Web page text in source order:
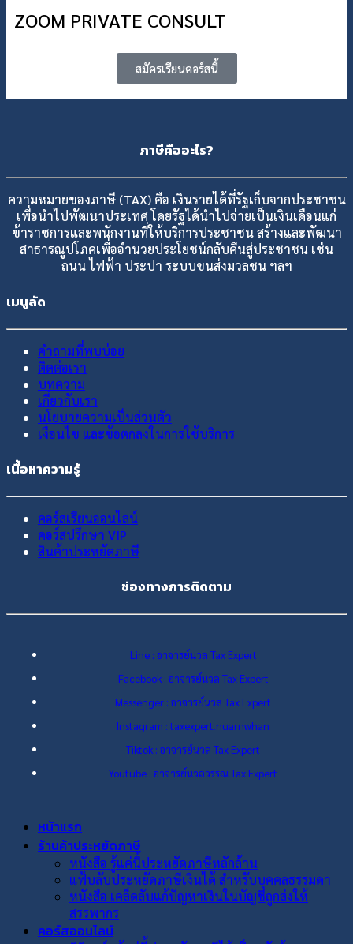
ZOOM PRIVATE CONSULT
สมัครเรียนคอร์สนี้
ภาษีคืออะไร?
ความหมายของภาษี (TAX) คือ เงินรายได้ที่รัฐเก็บจากประชาชน
เพื่อนำไปพัฒนาประเทศ โดยรัฐได้นำไปจ่ายเป็นเงินเดือนแก่
ข้าราชการและพนักงานที่ให้บริการประชาชน สร้างและพัฒนา
สาธารณูปโภคเพื่ออำนวยประโยชน์กลับคืนสู่ประชาชน เช่น
ถนน ไฟฟ้า ประปา ระบบขนส่งมวลชน ฯลฯ
เมนูลัด
คำถามที่พบบ่อย
ติดต่อเรา
บทความ
เกี่ยวกับเรา
นโยบายความเป็นส่วนตัว
เงื่อนไข และข้อตกลงในการใช้บริการ
เนื้อหาความรู้
คอร์สเรียนออนไลน์
คอร์สปรึกษา VIP
สินค้าประหยัดภาษี
ช่องทางการติดตาม
Line : อาจารย์นวล Tax Expert
Facebook : อาจารย์นวล Tax Expert
Messenger : อาจารย์นวล Tax Expert
Instagram : taxexpert.nuarnwhan
Tiktok : อาจารย์นวล Tax Expert
Youtube : อาจารย์นวลวรรณ Tax Expert
หน้าแรก
ร้านค้าประหยัดภาษี
หนังสือ รู้แค่นี้ประหยัดภาษีหลักล้าน
แฟ้บลับประหยัดภาษีเงินได้ สำหรับบุคคลธรรมดา
หนังสือ เคล็ดลับแก้ปัญหาเงินในบัญชีถูกส่งให้
สรรพากร
คอร์สออนไลน์